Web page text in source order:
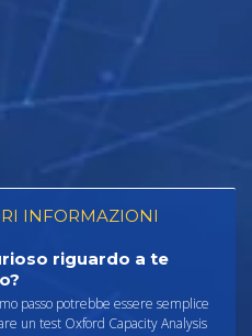
INFORMAZIONI
riguardo a te
passo potrebbe essere semplice
un test Oxford Capacity Analysis